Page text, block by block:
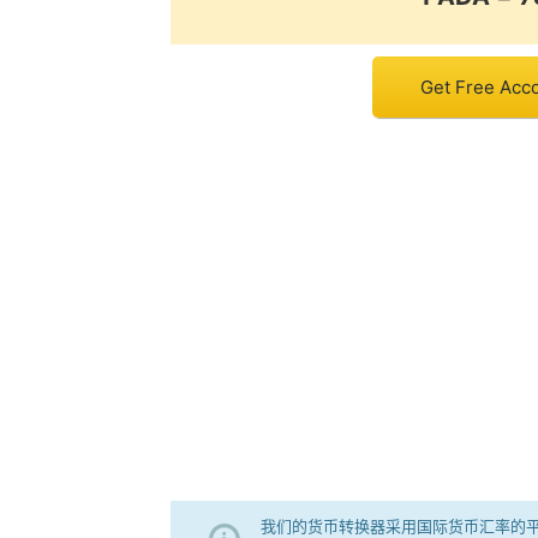
Get Free
我们的货币转换器采用国际货币汇率的平